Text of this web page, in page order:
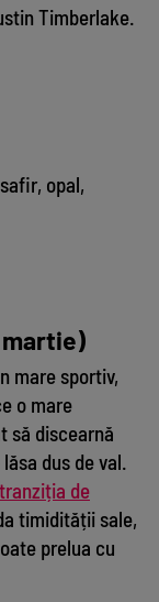
Timberlake.
opal,
mare sportiv,
o mare
să discearnă
dus de val.
de
timidității sale,
prelua cu